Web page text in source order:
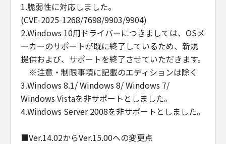
1.脆弱性に対応しました。
(CVE-2025-1268/7698/9903/9904)
2.Windows 10用ドライバーにつきましては、OSメ
ーカーのサポートが既に終了しているため、新規
提供および、サポートを終了させていただきます。
※注意・制限事項に記載のエディションは除く
3.Windows 8.1/ Windows 8/ Windows 7/
Windows Vistaを非サポートとしました。
4.Windows Server 2008を非サポートとしました。
■Ver.14.02からVer.15.00への変更点